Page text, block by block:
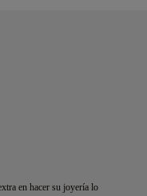
en hacer su joyería lo